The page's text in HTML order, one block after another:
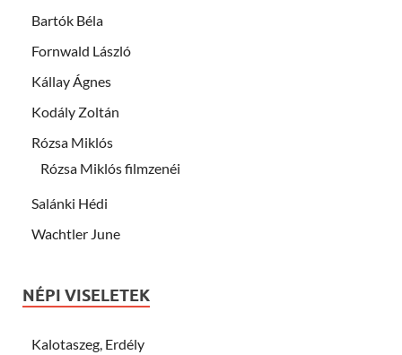
Bartók Béla
Fornwald László
Kállay Ágnes
Kodály Zoltán
Rózsa Miklós
Rózsa Miklós filmzenéi
Salánki Hédi
Wachtler June
NÉPI VISELETEK
Kalotaszeg, Erdély